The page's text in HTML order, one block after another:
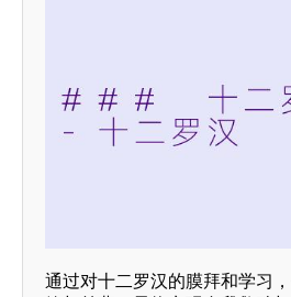
通过对十二罗汉的膜拜和学习